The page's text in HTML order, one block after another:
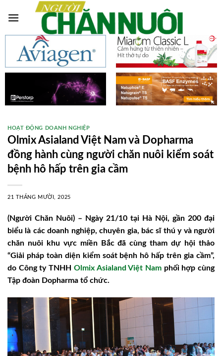
HOẠT ĐỘNG DOANH NGHIỆP
Olmix Asialand Việt Nam và Dopharma
đồng hành cùng người chăn nuôi kiểm soát
bệnh hô hấp trên gia cầm
21 THÁNG MƯỜI, 2025
(Người Chăn Nuôi) – Ngày 21/10 tại Hà Nội, gần 200 đại
biểu là các doanh nghiệp, chuyên gia, bác sĩ thú y và người
chăn nuôi khu vực miền Bắc đã cùng tham dự hội thảo
“Giải pháp toàn diện kiểm soát bệnh hô hấp trên gia cầm”,
do Công ty TNHH Olmix Asialand Việt Namphối hợp cùng
Tập đoàn Dopharma tổ chức.